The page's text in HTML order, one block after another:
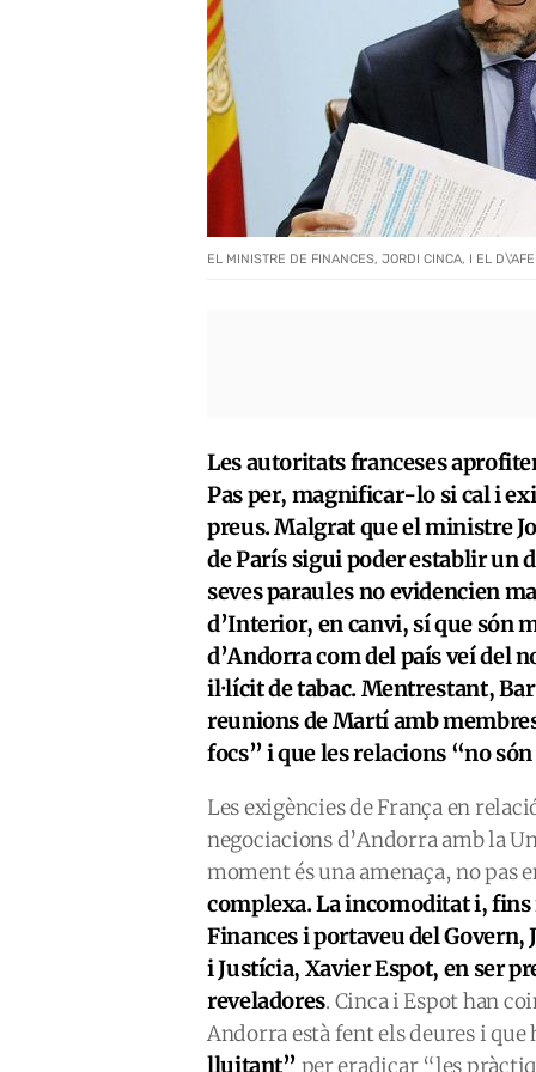
EL MINISTRE DE FINANCES, JORDI CINCA, I EL
Les autoritats franceses
Pas per, magnificar-lo si cal i
preus. Malgrat que el ministre
de París sigui poder establir un
seves paraules no evidencien
d’Interior, en canvi, sí que són
d’Andorra com del país veí del
il·lícit de tabac. Mentrestant,
reunions de Martí amb
focs” i que les relacions “no
Les exigències de França en
negociacions d’Andorra amb la
moment és una amenaça, no pas
complexa. La incomoditat i,
Finances i portaveu del
i Justícia, Xavier Espot, en ser
reveladores. Cinca i Espot han
Andorra està fent els deures i que
lluitant” per eradicar “les